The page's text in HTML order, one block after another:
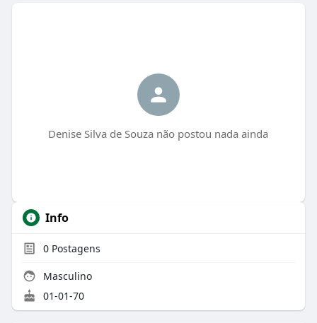
Denise Silva de Souza não postou nada ainda
Info
0Postagens
Masculino
01-01-70